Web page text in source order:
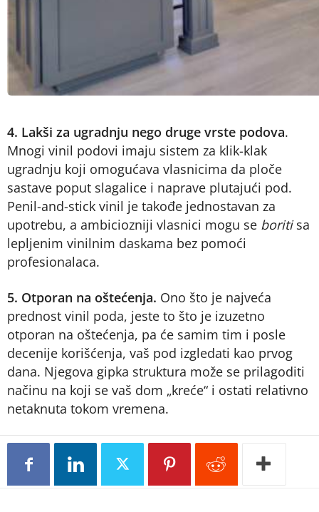
4. Lakši za ugradnju nego druge vrste podova.
Mnogi vinil podovi imaju sistem za klik-klak
ugradnju koji omogućava vlasnicima da ploče
sastave poput slagalice i naprave plutajući pod.
Penil-and-stick vinil je takođe jednostavan za
upotrebu, a ambiciozniji vlasnici mogu se boritisa
lepljenim vinilnim daskama bez pomoći
profesionalaca.
5. Otporan na oštećenja. Ono što je najveća
prednost vinil poda, jeste to što je izuzetno
otporan na oštećenja, pa će samim tim i posle
decenije korišćenja, vaš pod izgledati kao prvog
dana. Njegova gipka struktura može se prilagoditi
načinu na koji se vaš dom „kreće“ i ostati relativno
netaknuta tokom vremena.